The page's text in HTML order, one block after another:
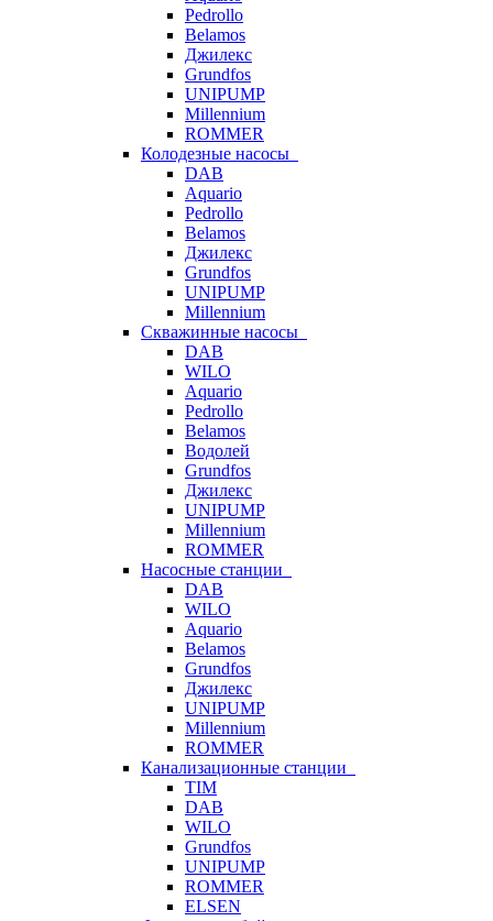
Pedrollo
Belamos
Джилекс
Grundfos
UNIPUMP
Millennium
ROMMER
Колодезные насосы
DAB
Aquario
Pedrollo
Belamos
Джилекс
Grundfos
UNIPUMP
Millennium
Скважинные насосы
DAB
WILO
Aquario
Pedrollo
Belamos
Водолей
Grundfos
Джилекс
UNIPUMP
Millennium
ROMMER
Насосные станции
DAB
WILO
Aquario
Belamos
Grundfos
Джилекс
UNIPUMP
Millennium
ROMMER
Канализационные станции
TIM
DAB
WILO
Grundfos
UNIPUMP
ROMMER
ELSEN